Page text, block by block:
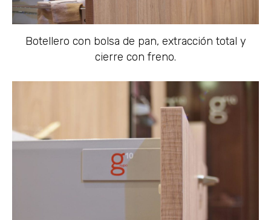
Botellero con bolsa de pan, extracción total y
cierre con freno.